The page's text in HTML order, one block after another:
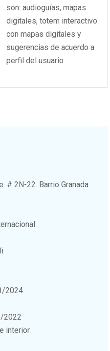
son: audioguías, mapas
digitales, totem interactivo
con mapas digitales y
sugerencias de acuerdo a
perfil del usuario.
# 2N-22. Barrio Granada
2024
2022
interior